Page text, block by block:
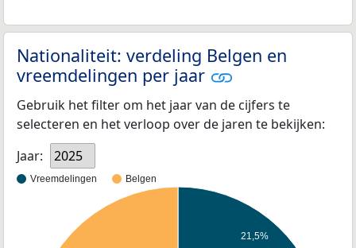
Nationaliteit: verdeling Belgen en
vreemdelingen per jaar
Gebruik het filter om het jaar van de cijfers te
selecteren en het verloop over de jaren te bekijken:
Jaar:
2025
Vreemdelingen Belgen
21,5%